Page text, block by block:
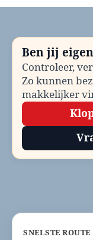
Ben jij
Controleer,
Zo kunnen
makkelijker
SNELSTE ROUTE